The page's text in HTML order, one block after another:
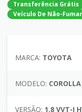
Transferência Grátis
Veículo De Não-
MARCA: TOYOTA
MODELO: COROLLA
VERSÃO: 1.8 VVT-I